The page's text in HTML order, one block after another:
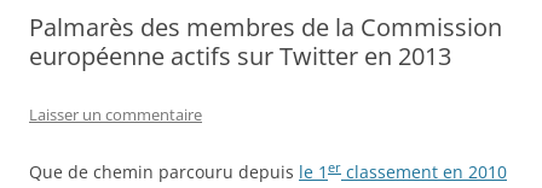
Palmarès des membres de la Commission
européenne actifs sur Twitter en 2013
Laisser un commentaire
Que de chemin parcouru depuis le 1 er classement en 2010